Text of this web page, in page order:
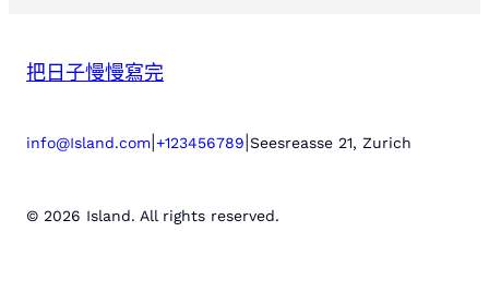
把日子慢慢寫完
info@Island.com +123456789 Seesreasse 21, Zurich
© 2026 Island. All rights reserved.